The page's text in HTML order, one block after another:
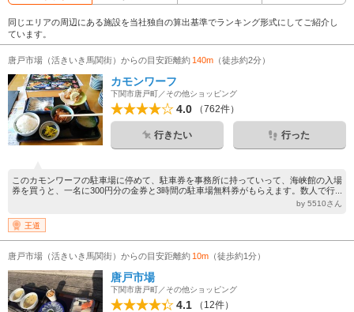
同じエリアの周辺にある施設を当社独自の算出基準でランキング形式にしてご紹介し
ています。
唐戸市場（活きいき馬関街）からの目安距離約 140m （徒歩約2分）
カモンワーフ
下関市唐戸町／その他ショッピング
4.0 （762件）
行きたい 行った
このカモンワーフの駐車場に停めて、駐車券を事務所に持っていって、海峡館の入場
券を買うと、一名に300円分の金券と3時間の駐車場無料券がもらえます。数人で行...
by 5510さん
王道
唐戸市場（活きいき馬関街）からの目安距離約 10m （徒歩約1分）
唐戸市場
下関市唐戸町／その他ショッピング
4.1 （12件）